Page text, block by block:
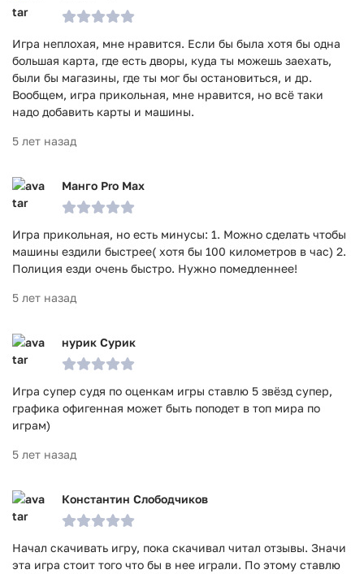
Игра неплохая, мне нравится. Если бы была хотя бы одна
большая карта, где есть дворы, куда ты можешь заехать,
были бы магазины, где ты мог бы остановиться, и др.
Вообщем, игра прикольная, мне нравится, но всё таки
надо добавить карты и машины.
5 лет назад
Манго Pro Max
Игра прикольная, но есть минусы: 1. Можно сделать чтобы
машины ездили быстрее( хотя бы 100 километров в час) 2.
Полиция езди очень быстро. Нужно помедленнее!
5 лет назад
нурик Сурик
Игра супер судя по оценкам игры ставлю 5 звёзд супер,
графика офигенная может быть поподет в топ мира по
играм)
5 лет назад
Константин Слободчиков
Начал скачивать игру, пока скачивал читал отзывы. Значи
эта игра стоит того что бы в нее играли. По этому ставлю